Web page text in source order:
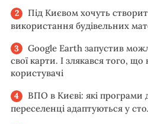
Під Києвом хочуть
використання будівельних
Google Earth запустив
свої карти. І злякався того,
користувачі
ВПО в Києві: які програми
переселенці адаптуються у